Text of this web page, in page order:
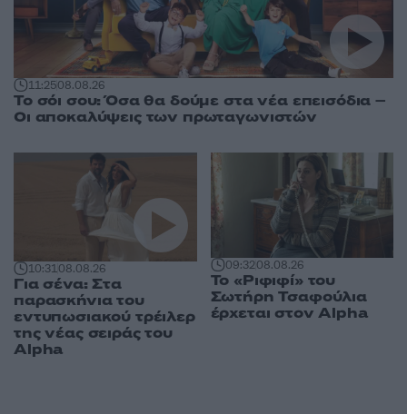
11:2508.08.26
Το σόι σου: Όσα θα δούμε στα νέα επεισόδια –
Οι αποκαλύψεις των πρωταγωνιστών
10:3108.08.26
Για σένα: Στα
παρασκήνια του
εντυπωσιακού τρέιλερ
της νέας σειράς του
Alpha
09:3208.08.26
Το «Ριφιφί» του
Σωτήρη Τσαφούλια
έρχεται στον Alpha